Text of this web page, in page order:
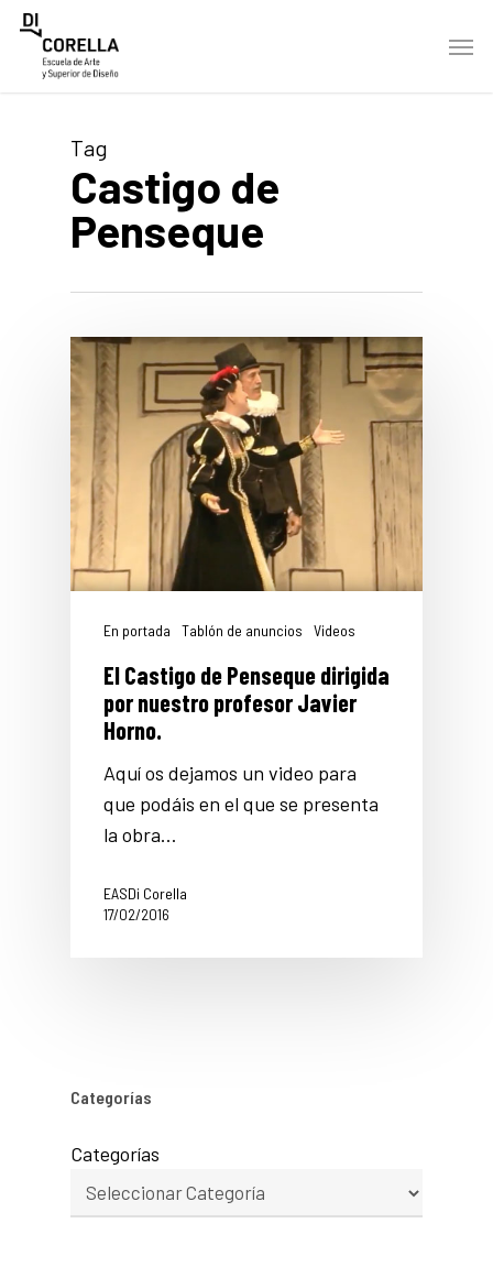
Skip
Menu
Tag
Castigo de
Penseque
En portada Tablón de anuncios Videos
El Castigo de Penseque dirigida
por nuestro profesor Javier
Horno.
Aquí os dejamos un video para
que podáis en el que se presenta
la obra…
EASDi Corella
17/02/2016
Categorías
Categorías